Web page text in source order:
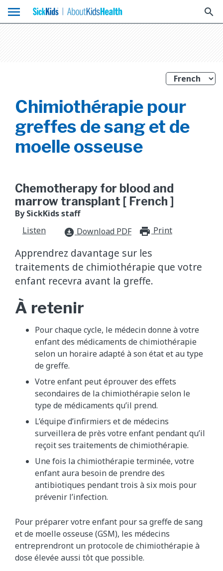
menu search
Chimiothérapie pour
greffes de sang et de
moelle osseuse
Chemotherapy for blood and
marrow transplant [ French ]
By SickKids staff
Listen
download_for_offline Download PDF Print
Apprendrez davantage sur les
traitements de chimiothérapie que votre
enfant recevra avant la greffe.
À retenir
Pour chaque cycle, le médecin donne à votre
enfant des médicaments de chimiothérapie
selon un horaire adapté à son état et au type
de greffe.
Votre enfant peut éprouver des effets
secondaires de la chimiothérapie selon le
type de médicaments qu’il prend.
L’équipe d’infirmiers et de médecins
surveillera de près votre enfant pendant qu’il
reçoit ses traitements de chimiothérapie.
Une fois la chimiothérapie terminée, votre
enfant aura besoin de prendre des
antibiotiques pendant trois à six mois pour
prévenir l’infection.
Pour préparer votre enfant pour sa greffe de sang
et de moelle osseuse (GSM), les médecins
entreprendront un protocole de chimiothérapie à
dose élevée aussi tôt que possible.